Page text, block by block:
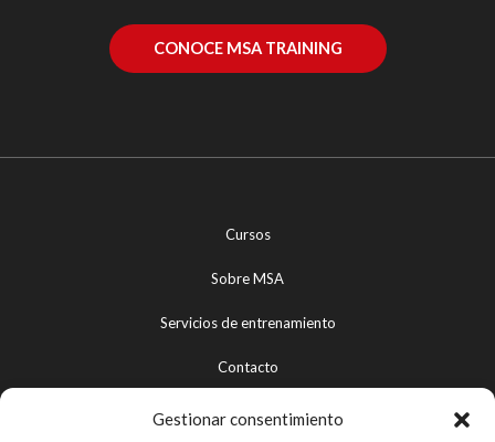
Gestionar consentimiento
CONOCE MSA TRAINING
Cursos
Sobre MSA
Servicios de entrenamiento
Contacto